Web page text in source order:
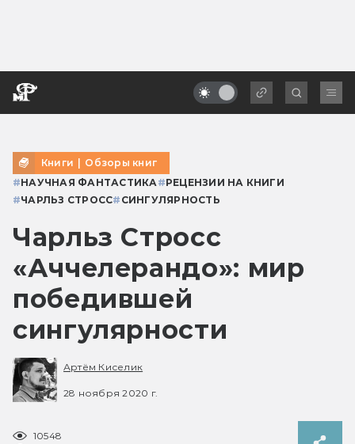
Книги | Обзоры книг
#НАУЧНАЯ ФАНТАСТИКА #РЕЦЕНЗИИ НА КНИГИ
#ЧАРЛЬЗ СТРОСС# СИНГУЛЯРНОСТЬ
Чарльз Стросс
«Аччелерандо»: мир
победившей
сингулярности
Артём Киселик
28 ноября 2020 г.
10548